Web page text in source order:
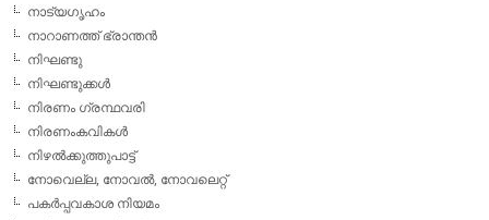
നാട്യഗൃഹം
നാറാണത്ത് ഭ്രാന്തന്‍
നിഘണ്ടു
നിഘണ്ടുക്കള്‍
നിരണം ഗ്രന്ഥവരി
നിരണംകവികള്‍
നിഴല്‍ക്കുത്തുപാട്ട്
നോവെല്ല, നോവല്‍, നോവലെറ്റ്
പകര്‍പ്പവകാശ നിയമം